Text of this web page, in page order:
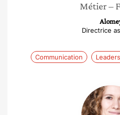
Métier–
Directrice
Communication